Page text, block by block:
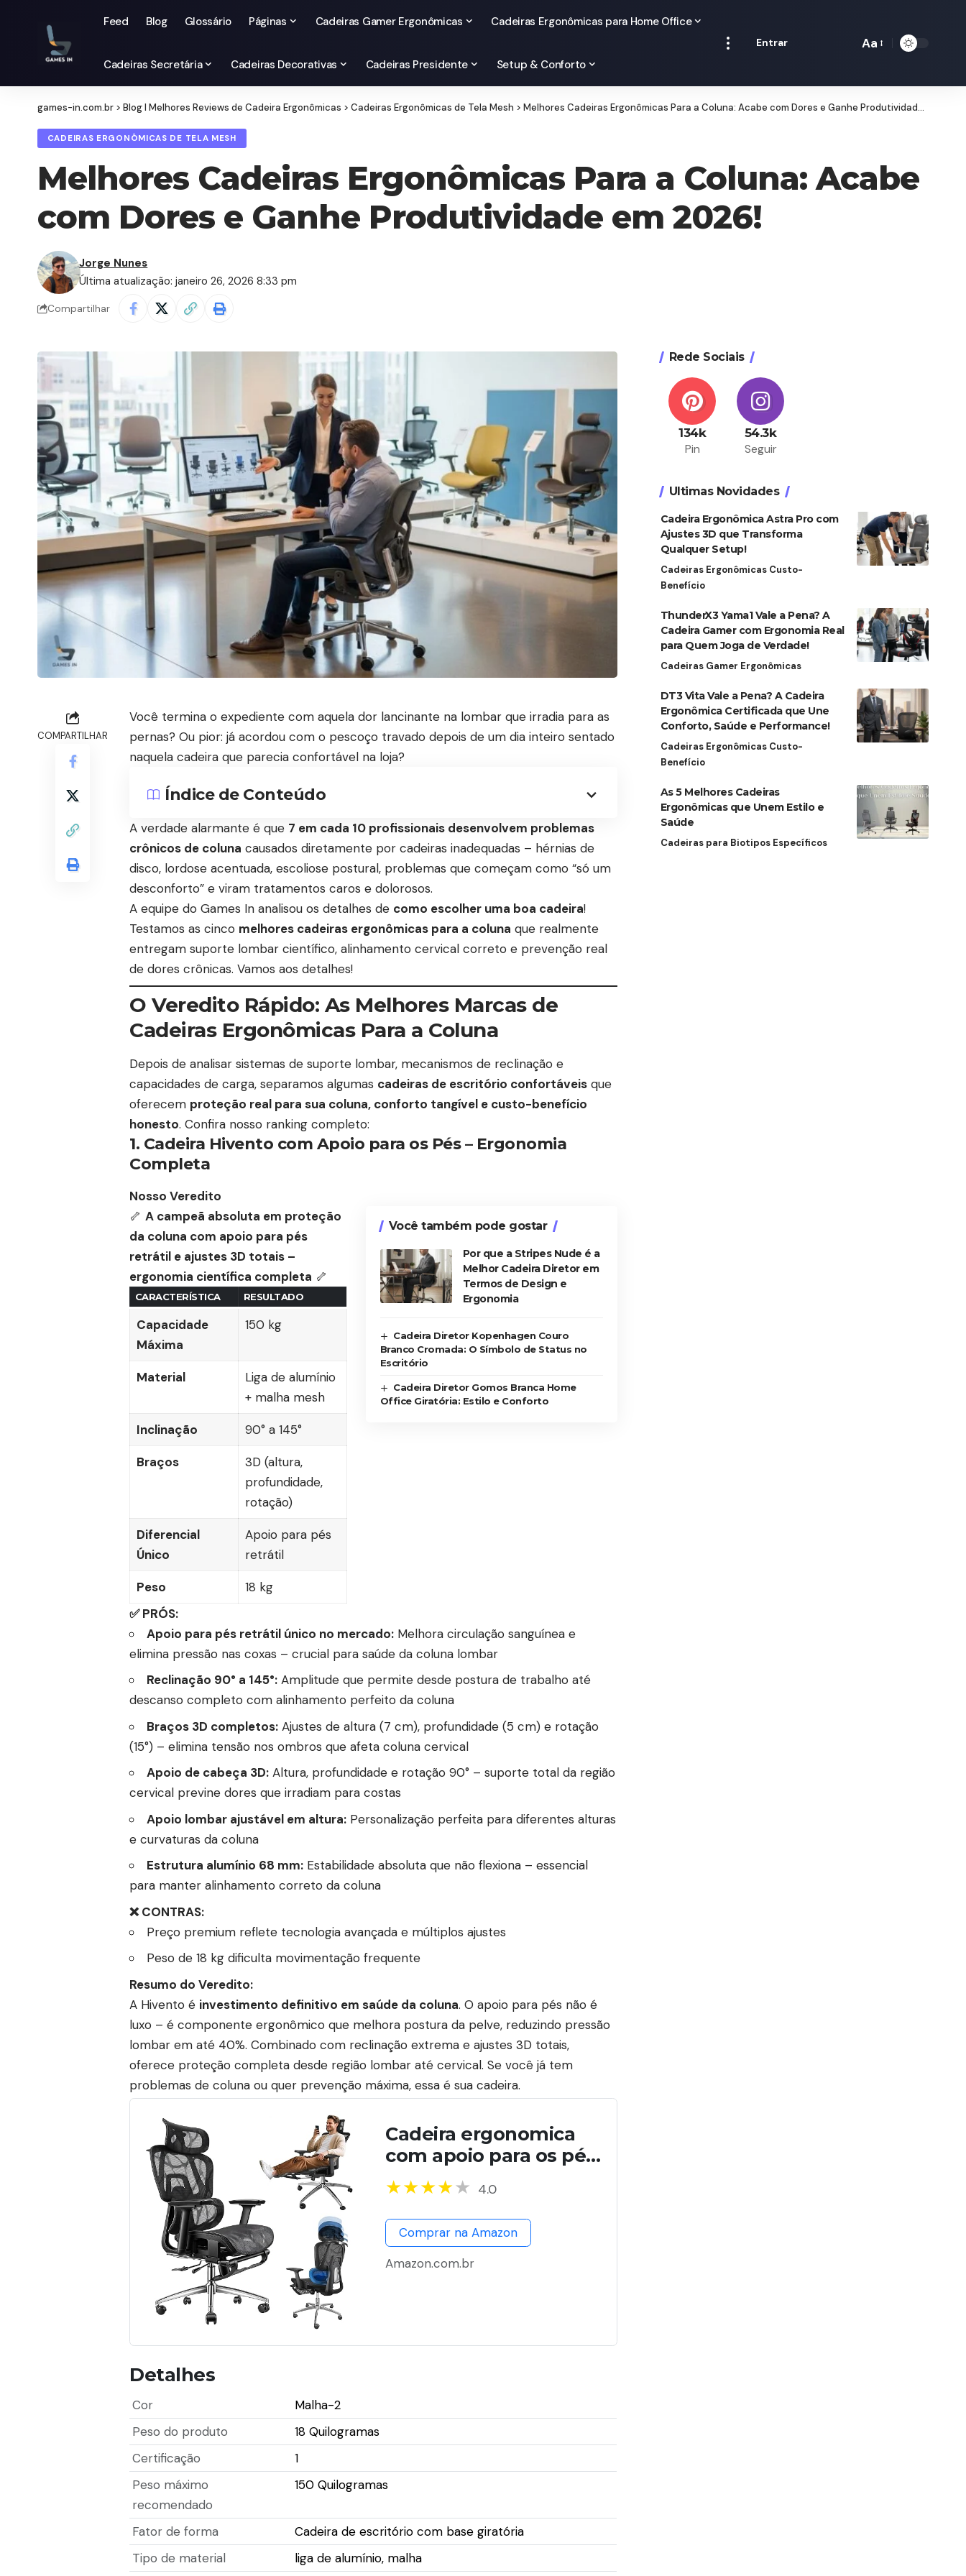
Feed Blog Glossário Páginas Cadeiras Gamer Ergonômicas Cadeiras Ergonômicas para Home Office
Cadeiras Secretária Cadeiras Decorativas Cadeiras Presidente Setup & Conforto
Entrar Aa
games-in.com.br > Blog I Melhores Reviews de Cadeira Ergonômicas > Cadeiras Ergonômicas de Tela Mesh > Melhores Cadeiras Ergonômicas Para a Coluna: Acabe com Dores e Ganhe Produtividade em 2026!
CADEIRAS ERGONÔMICAS DE TELA MESH
Melhores Cadeiras Ergonômicas Para a Coluna: Acabe
com Dores e Ganhe Produtividade em 2026!
Última atualização: janeiro 26, 2026 8:33 pm
Jorge Nunes
Compartilhar
COMPARTILHAR
Você termina o expediente com aquela dor lancinante na lombar que irradia para as
pernas? Ou pior: já acordou com o pescoço travado depois de um dia inteiro sentado
naquela cadeira que parecia confortável na loja?
Índice de Conteúdo
A verdade alarmante é que 7 em cada 10 profissionais desenvolvem problemas
crônicos de coluna causados diretamente por cadeiras inadequadas – hérnias de
disco, lordose acentuada, escoliose postural, problemas que começam como “só um
desconforto” e viram tratamentos caros e dolorosos.
A equipe do Games In analisou os detalhes de como escolher uma boa cadeira!
Testamos as cinco melhores cadeiras ergonômicas para a coluna que realmente
entregam suporte lombar científico, alinhamento cervical correto e prevenção real
de dores crônicas. Vamos aos detalhes!
O Veredito Rápido: As Melhores Marcas de
Cadeiras Ergonômicas Para a Coluna
Depois de analisar sistemas de suporte lombar, mecanismos de reclinação e
capacidades de carga, separamos algumas cadeiras de escritório confortáveis que
oferecem proteção real para sua coluna, conforto tangível e custo-benefício
honesto. Confira nosso ranking completo:
1. Cadeira Hivento com Apoio para os Pés – Ergonomia
Completa
Nosso Veredito
Você também pode gostar
Por que a Stripes Nude é a
Melhor Cadeira Diretor em
Termos de Design e
Ergonomia
Cadeira Diretor Kopenhagen Couro
Branco Cromada: O Símbolo de Status no
Escritório
Cadeira Diretor Gomos Branca Home
Office Giratória: Estilo e Conforto
🦴 A campeã absoluta em proteção
da coluna com apoio para pés
retrátil e ajustes 3D totais –
ergonomia científica completa 🦴
CARACTERÍSTICA RESULTADO
Capacidade
Máxima
150 kg
Material
Liga de alumínio
+ malha mesh
Inclinação 90° a 145°
Braços
3D (altura,
profundidade,
rotação)
Diferencial
Único
Apoio para pés
retrátil
Peso
18 kg
✅ PRÓS:
Apoio para pés retrátil único no mercado: Melhora circulação sanguínea e
elimina pressão nas coxas – crucial para saúde da coluna lombar
Reclinação 90° a 145°: Amplitude que permite desde postura de trabalho até
descanso completo com alinhamento perfeito da coluna
Braços 3D completos: Ajustes de altura (7 cm), profundidade (5 cm) e rotação
(15°) – elimina tensão nos ombros que afeta coluna cervical
Apoio de cabeça 3D: Altura, profundidade e rotação 90° – suporte total da região
cervical previne dores que irradiam para costas
Apoio lombar ajustável em altura: Personalização perfeita para diferentes alturas
e curvaturas da coluna
Estrutura alumínio 68 mm: Estabilidade absoluta que não flexiona – essencial
para manter alinhamento correto da coluna
❌ CONTRAS:
Preço premium reflete tecnologia avançada e múltiplos ajustes
Peso de 18 kg dificulta movimentação frequente
Resumo do Veredito:
A Hivento é investimento definitivo em saúde da coluna. O apoio para pés não é
luxo – é componente ergonômico que melhora postura da pelve, reduzindo pressão
lombar em até 40%. Combinado com reclinação extrema e ajustes 3D totais,
oferece proteção completa desde região lombar até cervical. Se você já tem
problemas de coluna ou quer prevenção máxima, essa é sua cadeira.
Cadeira ergonomica
com apoio para os pés,
Encosto Ajustável em
145°, Apoio Lombar
Ajustável, Apoios de
Braços e Cabeça 3D,
Capacidade de Carga
4.0
Comprar na Amazon
Amazon.com.br
Detalhes
Cor
Malha-2
Peso do produto
18 Quilogramas
Certificação
1
Peso máximo
recomendado
150 Quilogramas
Fator de forma
Cadeira de escritório com base giratória
Tipo de material
liga de alumínio, malha
Rede Sociais
134k
Pin
54.3k
Seguir
Ultimas Novidades
Cadeira Ergonômica Astra Pro com
Ajustes 3D que Transforma
Qualquer Setup!
Cadeiras Ergonômicas Custo-
Benefício
ThunderX3 Yama1 Vale a Pena? A
Cadeira Gamer com Ergonomia Real
para Quem Joga de Verdade!
Cadeiras Gamer Ergonômicas
DT3 Vita Vale a Pena? A Cadeira
Ergonômica Certificada que Une
Conforto, Saúde e Performance!
Cadeiras Ergonômicas Custo-
Benefício
As 5 Melhores Cadeiras
Ergonômicas que Unem Estilo e
Saúde
Cadeiras para Biotipos Específicos